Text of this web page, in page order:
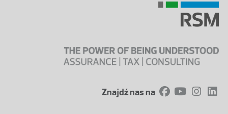
Znajdź nas na